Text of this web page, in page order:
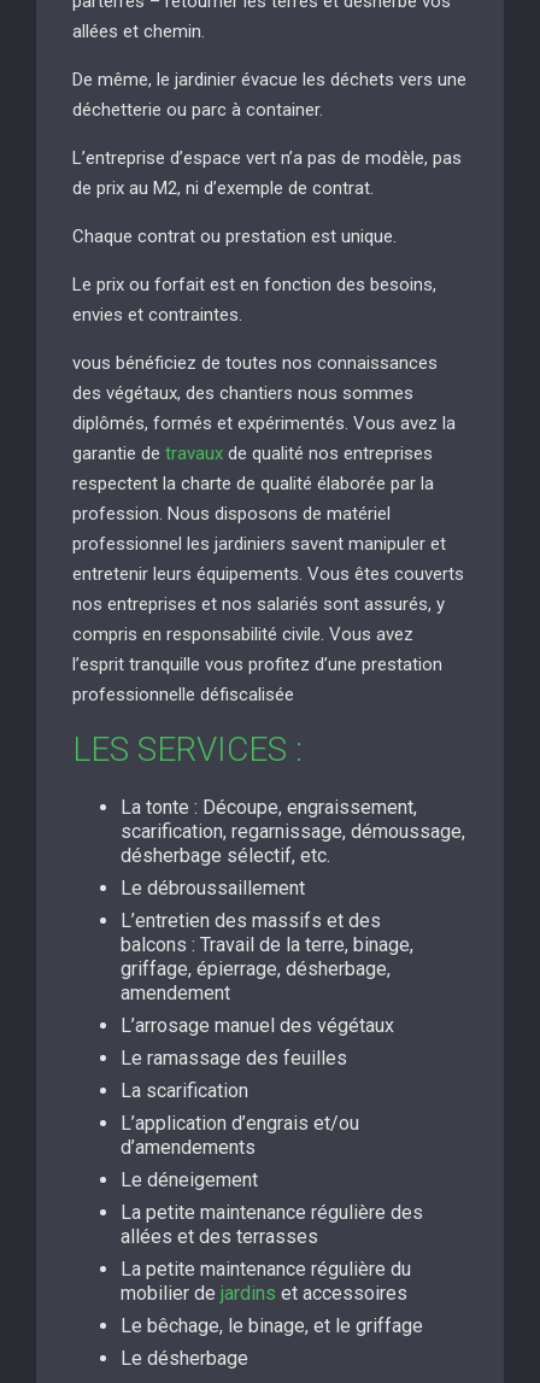
allées et chemin.
De même, le jardinier évacue les déchets vers une
déchetterie ou parc à container.
L’entreprise d’espace vert n’a pas de modèle, pas
de prix au M2, ni d’exemple de contrat.
Chaque contrat ou prestation est unique.
Le prix ou forfait est en fonction des besoins,
envies et contraintes.
vous bénéficiez de toutes nos connaissances
des végétaux, des chantiers nous sommes
diplômés, formés et expérimentés. Vous avez la
garantie de travaux de qualité nos entreprises
respectent la charte de qualité élaborée par la
profession. Nous disposons de matériel
professionnel les jardiniers savent manipuler et
entretenir leurs équipements. Vous êtes couverts
nos entreprises et nos salariés sont assurés, y
compris en responsabilité civile. Vous avez
l’esprit tranquille vous profitez d’une prestation
professionnelle défiscalisée
LES SERVICES :
La tonte : Découpe, engraissement,
scarification, regarnissage, démoussage,
désherbage sélectif, etc.
Le débroussaillement
L’entretien des massifs et des
balcons : Travail de la terre, binage,
griffage, épierrage, désherbage,
amendement
L’arrosage manuel des végétaux
Le ramassage des feuilles
La scarification
L’application d’engrais et/ou
d’amendements
Le déneigement
La petite maintenance régulière des
allées et des terrasses
La petite maintenance régulière du
mobilier de jardins et accessoires
Le bêchage, le binage, et le griffage
Le désherbage